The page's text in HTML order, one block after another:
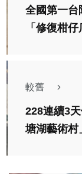
全國第一台
「修復柑
較舊
228連續3
塘湖藝術村